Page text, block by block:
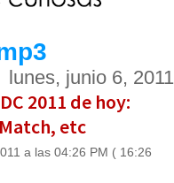
lunes, junio 6, 2011
2011 de hoy:
etc
a las 04:26 PM ( 16:26